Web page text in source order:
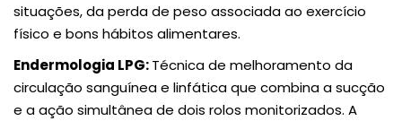
situações, da perda de peso associada ao exercício
físico e bons hábitos alimentares.
Endermologia LPG:Técnica de melhoramento da
circulação sanguínea e linfática que combina a sucção
e a ação simultânea de dois rolos monitorizados. A